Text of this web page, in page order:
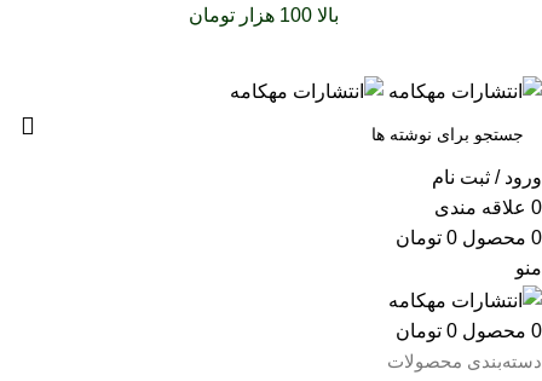
بالا 100 هزار تومان
ورود / ثبت نام
0 علاقه مندی
0 محصول 0 تومان
منو
0 محصول 0 تومان
دسته‌بندی محصولات